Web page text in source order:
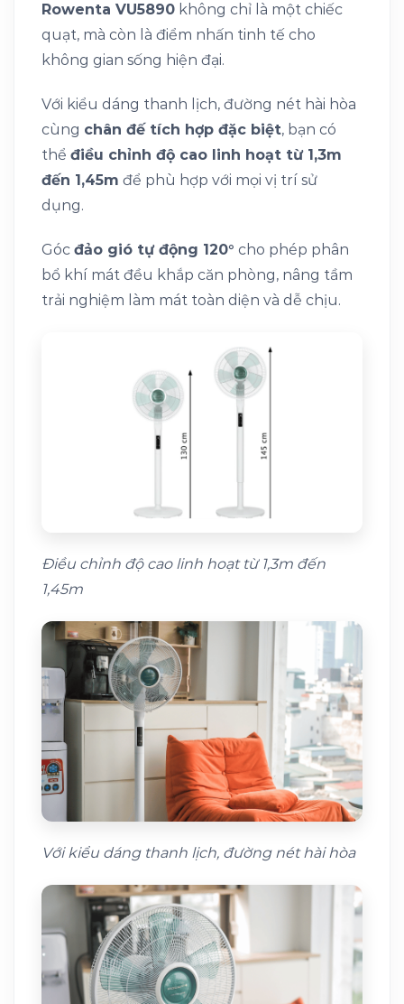
Rowenta VU5890 không chỉ là một chiếc
quạt, mà còn là điểm nhấn tinh tế cho
không gian sống hiện đại.
Với kiểu dáng thanh lịch, đường nét hài hòa
cùng chân đế tích hợp đặc biệt, bạn có
thể điều chỉnh độ cao linh hoạt từ 1,3m
đến 1,45m để phù hợp với mọi vị trí sử
dụng.
Góc đảo gió tự động 120° cho phép phân
bổ khí mát đều khắp căn phòng, nâng tầm
trải nghiệm làm mát toàn diện và dễ chịu.
Điều chỉnh độ cao linh hoạt từ 1,3m đến
1,45m
Với kiểu dáng thanh lịch, đường nét hài hòa